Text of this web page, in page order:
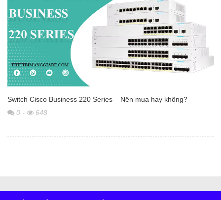
Switch Cisco Business 220 Series – Nên mua hay không?
0 - 648